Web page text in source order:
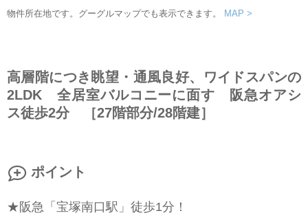
物件所在地です。グーグルマップでも表示できます。 MAP >
高層階につき眺望・通風良好、ワイドスパンの
2LDK 全居室バルコニーに面す 阪急オアシ
ス徒歩2分 ［27階部分/28階建］
ポイント
★阪急「宝塚南口駅」徒歩1分！